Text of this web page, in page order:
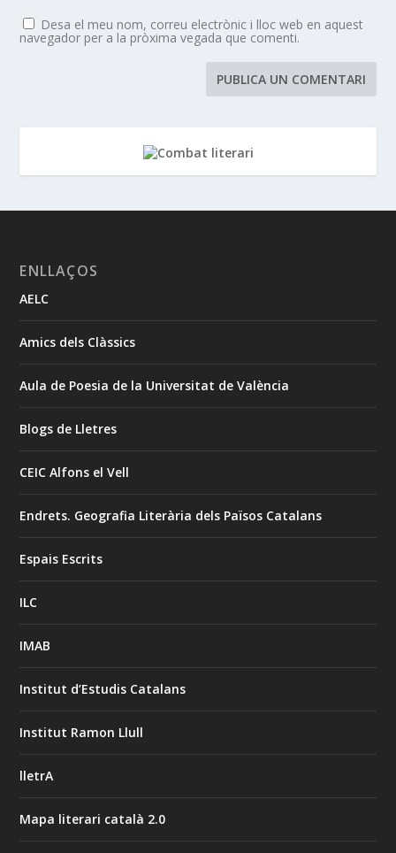
Desa el meu nom, correu electrònic i lloc web en aquest
navegador per a la pròxima vegada que comenti.
ENLLAÇOS
AELC
Amics dels Clàssics
Aula de Poesia de la Universitat de València
Blogs de Lletres
CEIC Alfons el Vell
Endrets. Geografia Literària dels Països Catalans
Espais Escrits
ILC
IMAB
Institut d’Estudis Catalans
Institut Ramon Llull
lletrA
Mapa literari català 2.0